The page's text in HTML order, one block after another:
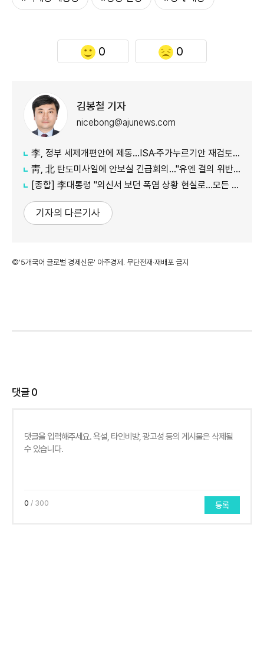
0 0
김봉철 기자
nicebong@ajunews.com
李, 정부 세제개편안에 제동…ISA·주가누르기안 재검토 지시
靑, 北 탄도미사일에 안보실 긴급회의…"유엔 결의 위반, 즉각 중단 촉구"
[종합] 李대통령 "외신서 보던 폭염 상황 현실로…모든 행정력 총동원하라"
기자의 다른기사
©'5개국어 글로벌 경제신문' 아주경제. 무단전재·재배포 금지
댓글0
0 / 300 등록